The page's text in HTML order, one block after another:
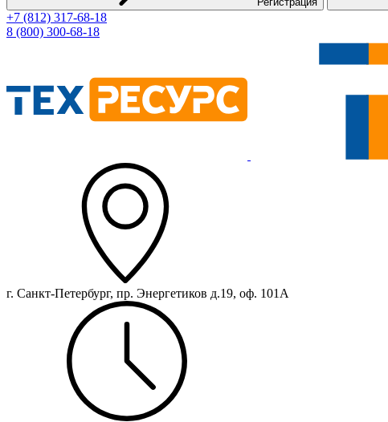
+7 (812) 317-68-18
8 (800) 300-68-18
г. Санкт-Петербург, пр. Энергетиков д.19, оф. 101А